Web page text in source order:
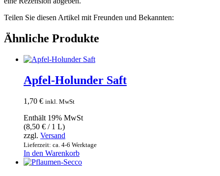
Teilen Sie diesen Artikel mit Freunden und Bekannten:
Ähnliche Produkte
Apfel-Holunder Saft
1,70 € inkl. MwSt
Enthält 19% MwSt
(8,50 € / 1 L)
zzgl. Versand
Lieferzeit: ca. 4-6 Werktage
In den Warenkorb